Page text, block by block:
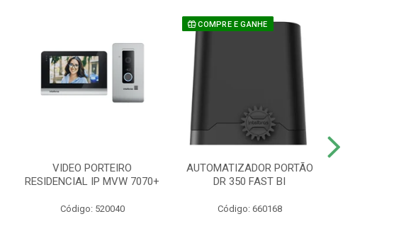
VIDEO PORTEIRO
RESIDENCIAL IP MVW 7070+
Código: 520040
COMPRE E GANHE
AUTOMATIZADOR PORTÃO
DR 350 FAST BI
Código: 660168